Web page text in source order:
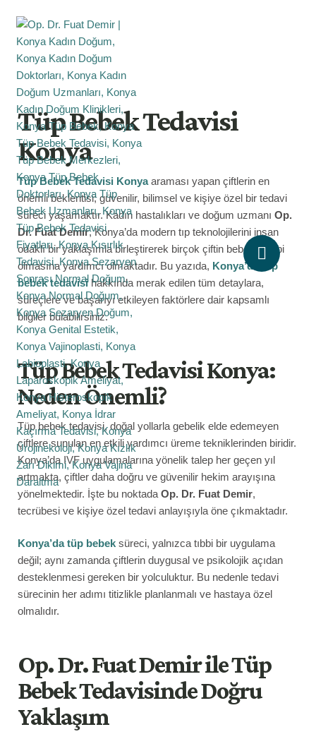
Tüp Bebek Tedavisi
Konya
Tüp Bebek Tedavisi Konyaaraması yapan çiftlerin en
önemli beklentisi; güvenilir, bilimsel ve kişiye özel bir tedavi
süreci yaşamaktır. Kadın hastalıkları ve doğum uzmanı Op.
Dr. Fuat Demir, Konya’da modern tıp teknolojilerini insan
odaklı bir yaklaşımla birleştirerek birçok çiftin bebek sahibi
olmasına yardımcı olmaktadır. Bu yazıda, Konya’da tüp
bebek tedavisihakkında merak edilen tüm detaylara,
süreçlere ve başarıyı etkileyen faktörlere dair kapsamlı
bilgiler bulabilirsiniz.
Tüp Bebek Tedavisi Konya:
Neden Önemli?
Tüp bebek tedavisi, doğal yollarla gebelik elde edemeyen
çiftlere sunulan en etkili yardımcı üreme tekniklerinden biridir.
Konya’da IVF uygulamalarına yönelik talep her geçen yıl
artmakta, çiftler daha doğru ve güvenilir hekim arayışına
yönelmektedir. İşte bu noktada Op. Dr. Fuat Demir,
tecrübesi ve kişiye özel tedavi anlayışıyla öne çıkmaktadır.
Konya’da tüp bebek süreci, yalnızca tıbbi bir uygulama
değil; aynı zamanda çiftlerin duygusal ve psikolojik açıdan
desteklenmesi gereken bir yolculuktur. Bu nedenle tedavi
sürecinin her adımı titizlikle planlanmalı ve hastaya özel
olmalıdır.
Op. Dr. Fuat Demir ile Tüp
Bebek Tedavisinde Doğru
Yaklaşım